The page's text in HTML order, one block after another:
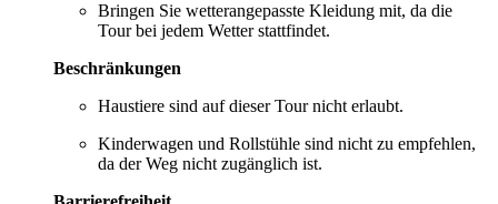
Bringen Sie wetterangepasste Kleidung mit, da die
Tour bei jedem Wetter stattfindet.
Beschränkungen
Haustiere sind auf dieser Tour nicht erlaubt.
Kinderwagen und Rollstühle sind nicht zu empfehlen,
da der Weg nicht zugänglich ist.